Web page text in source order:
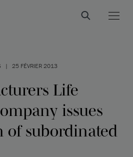
| 25 FÉVRIER 2013
Life
issues
of subordinated